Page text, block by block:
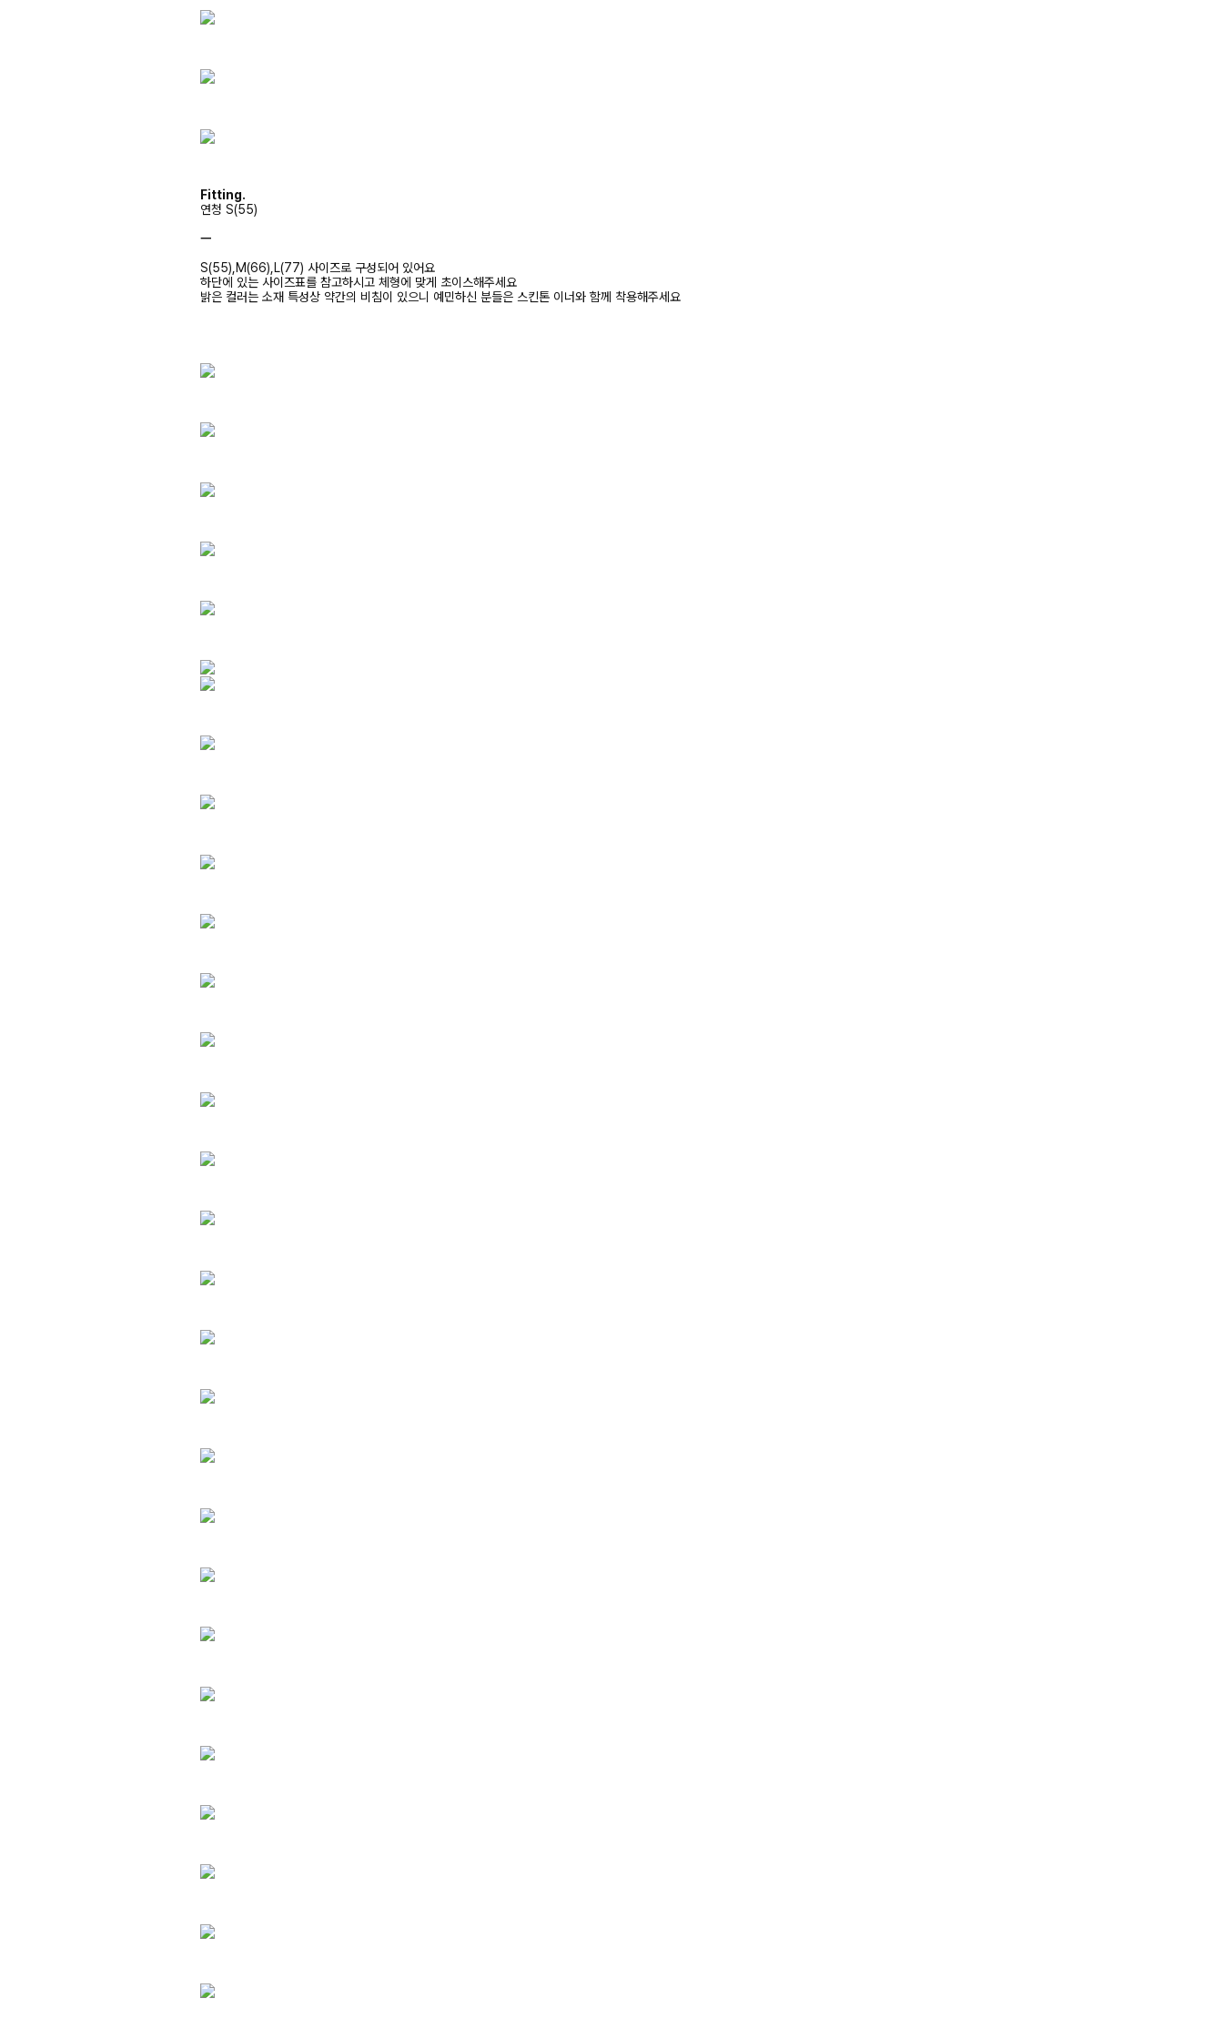
Fitting.
연청 S(55)
ㅡ
S(55),M(66),L(77) 사이즈로 구성되어 있어요
하단에 있는 사이즈표를 참고하시고 체형에 맞게 초이스해주세요
밝은 컬러는 소재 특성상 약간의 비침이 있으니 예민하신 분들은 스킨톤 이너와 함께 착용해주세요